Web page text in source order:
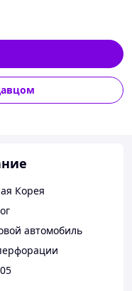
Корея
автомобиль